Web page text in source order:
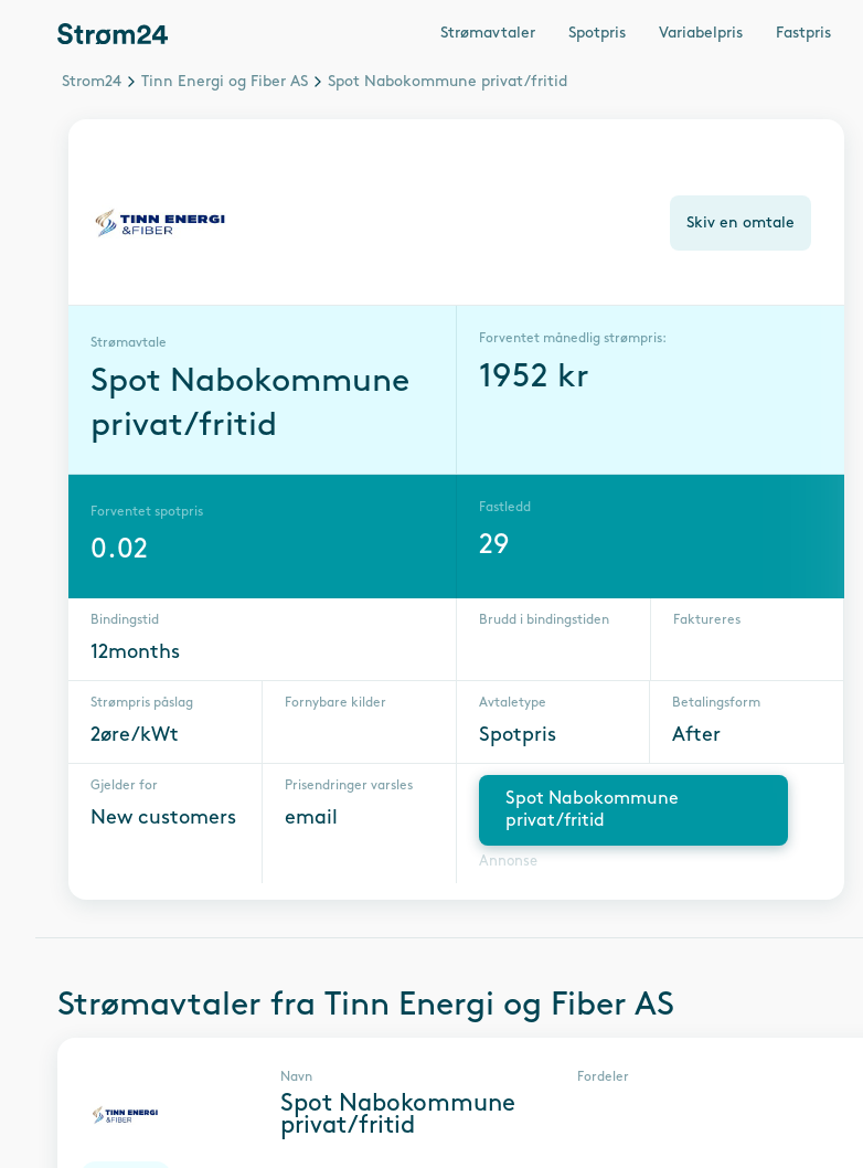
Strømavtaler Spotpris Variabelpris Fastpris
Strom24 Tinn Energi og Fiber AS Spot Nabokommune privat/fritid
Skiv en omtale
Strømavtale
Spot Nabokommune
privat/fritid
Forventet månedlig strømpris:
1952 kr
Forventet spotpris
0.02
Fastledd
29
Bindingstid
12months
Brudd i bindingstiden Faktureres
Strømpris påslag
2øre/kWt
Fornybare kilder Avtaletype
Spotpris
Betalingsform
After
Gjelder for
New customers
Prisendringer varsles
email
Spot Nabokommune
privat/fritid
Annonse
Strømavtaler fra Tinn Energi og Fiber AS
Navn
Spot Nabokommune
privat/fritid
Fordeler